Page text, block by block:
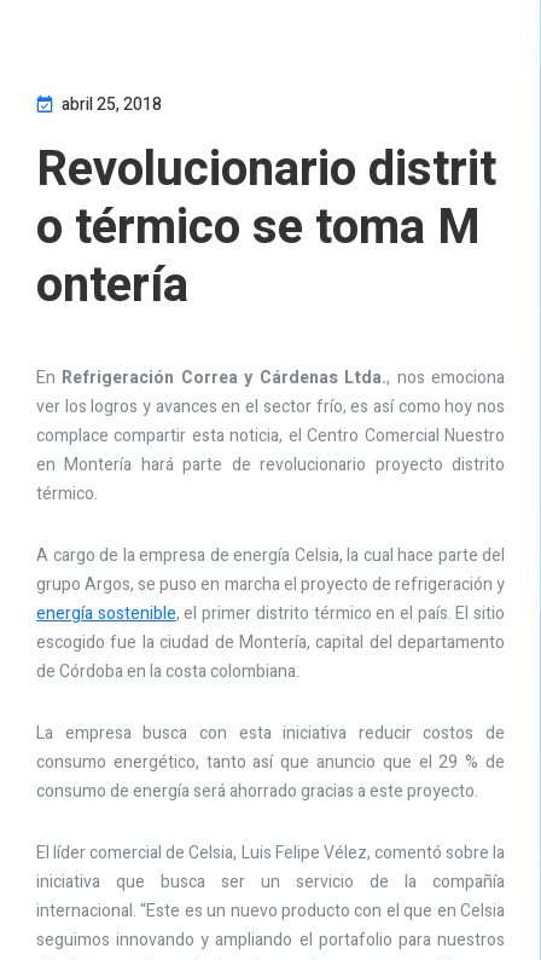
abril 25, 2018
Revolucionario distrit
o térmico se toma M
ontería
En Refrigeración Correa y Cárdenas Ltda., nos emociona
ver los logros y avances en el sector frío, es así como hoy nos
complace compartir esta noticia, el Centro Comercial Nuestro
en Montería hará parte de revolucionario proyecto distrito
térmico.
A cargo de la empresa de energía Celsia, la cual hace parte del
grupo Argos, se puso en marcha el proyecto de refrigeración y
energía sostenible, el primer distrito térmico en el país. El sitio
escogido fue la ciudad de Montería, capital del departamento
de Córdoba en la costa colombiana.
La empresa busca con esta iniciativa reducir costos de
consumo energético, tanto así que anuncio que el 29 % de
consumo de energía será ahorrado gracias a este proyecto.
El líder comercial de Celsia, Luis Felipe Vélez, comentó sobre la
iniciativa que busca ser un servicio de la compañía
internacional. “Este es un nuevo producto con el que en Celsia
seguimos innovando y ampliando el portafolio para nuestros